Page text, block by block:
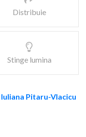
Distribuie
Stinge lumina
Iuliana Pitaru-Vlacicu